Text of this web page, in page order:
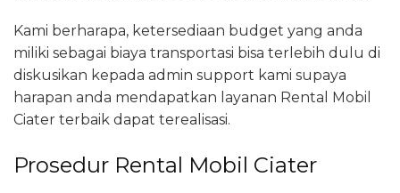
Kami berharapa, ketersediaan budget yang anda
miliki sebagai biaya transportasi bisa terlebih dulu di
diskusikan kepada admin support kami supaya
harapan anda mendapatkan layanan Rental Mobil
Ciater terbaik dapat terealisasi.
Prosedur Rental Mobil Ciater